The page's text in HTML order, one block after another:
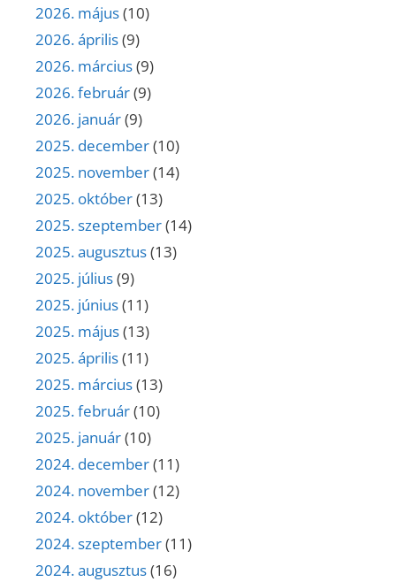
2026. május(10)
2026. április(9)
2026. március(9)
2026. február(9)
2026. január(9)
2025. december(10)
2025. november(14)
2025. október(13)
2025. szeptember(14)
2025. augusztus(13)
2025. július(9)
2025. június(11)
2025. május(13)
2025. április(11)
2025. március(13)
2025. február(10)
2025. január(10)
2024. december(11)
2024. november(12)
2024. október(12)
2024. szeptember(11)
2024. augusztus(16)